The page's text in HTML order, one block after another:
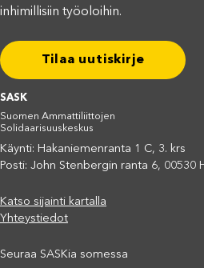
inhimillisiin työoloihin.
Tilaa uutiskirje
SASK
Suomen Ammattiliittojen
Solidaarisuuskeskus
Käynti: Hakaniemenranta 1 C, 3. krs
Posti: John Stenbergin ranta 6, 00530
Katso sijainti kartalla
Yhteystiedot
Seuraa SASKia somessa